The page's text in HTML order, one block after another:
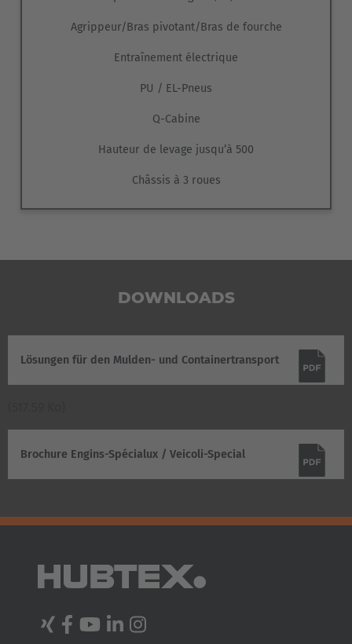
Agrippeur/Bras pivotant/Bras de fourche
Entraînement électrique
PU / EL-Pneus
Q-Cabine
Hauteur de levage jusqu’à 500
Châssis à 3 roues
DOWNLOADS
Lösungen für den Mulden- und Containertransport
Brochure Engins-Spécialux / Veicoli-Special